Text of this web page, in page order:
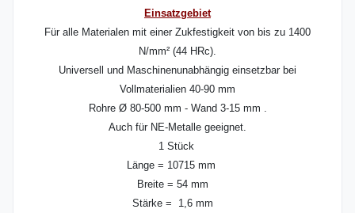
Einsatzgebiet
Für alle Materialen mit einer Zukfestigkeit von bis zu 1400
N/mm² (44 HRc).
Universell und Maschinenunabhängig einsetzbar bei
Vollmaterialien 40-90 mm
Rohre Ø 80-500 mm - Wand 3-15 mm .
Auch für NE-Metalle geeignet.
1 Stück
Länge = 10715 mm
Breite = 54 mm
Stärke = 1,6 mm